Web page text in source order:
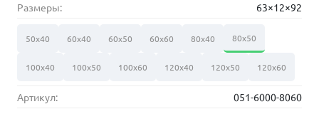
Размеры: 63×12×92
50х40 60х40 60х50 60х60 80х40 80х50
100х40 100х50 100х60 120х40 120х50 120х60
Артикул:
051-6000-8060